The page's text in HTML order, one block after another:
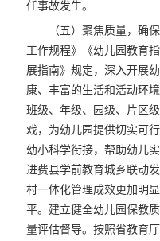
任事故发生。
（五）聚焦质量，确
工作规程》《幼儿园教育
展指南》规定，深入开展
康、丰富的生活和活动环
班级、年级、园级、片区
戏，为幼儿园提供切实可
幼小科学衔接，帮助幼儿
进费县学前教育城乡联动
村一体化管理成效更加明
平。建立健全幼儿园保教
量评估督导。按照省教育